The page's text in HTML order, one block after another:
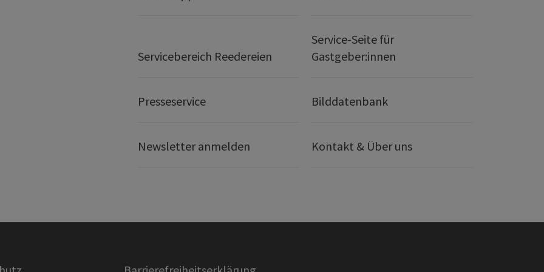
Servicebereich Reedereien
Service-Seite für
Gastgeber:innen
Presseservice Bilddatenbank
Newsletter anmelden Kontakt & Über uns